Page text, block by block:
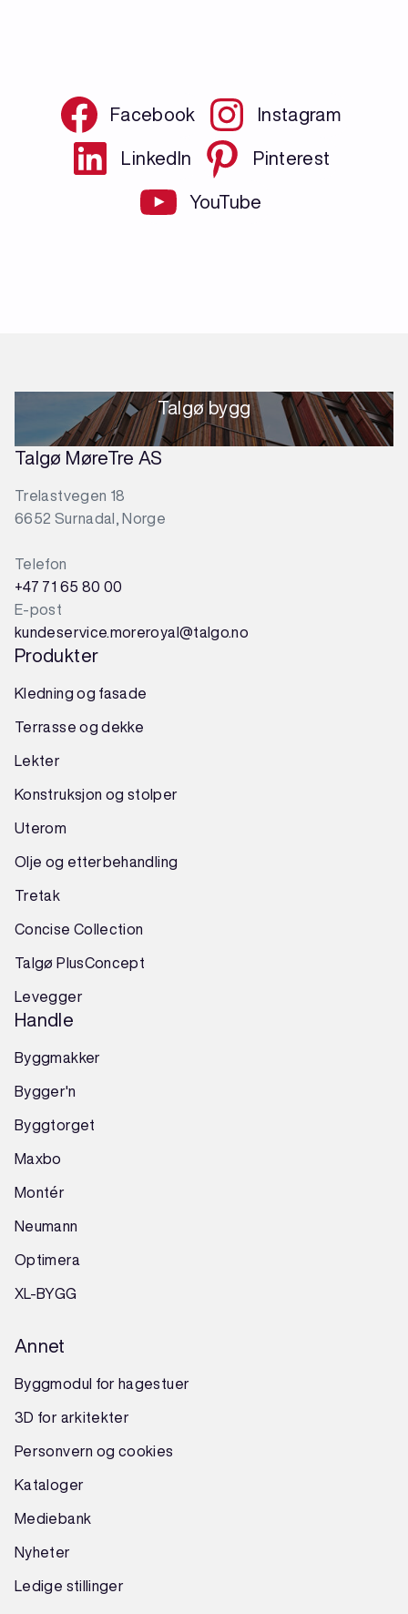
Facebook Instagram
LinkedIn Pinterest
YouTube
Talgø bygg
Talgø MøreTre AS
Trelastvegen 18
6652 Surnadal, Norge
Telefon
+47 71 65 80 00
E-post
kundeservice.moreroyal@talgo.no
Produkter
Kledning og fasade
Terrasse og dekke
Lekter
Konstruksjon og stolper
Uterom
Olje og etterbehandling
Tretak
Concise Collection
Talgø PlusConcept
Levegger
Handle
Byggmakker
Bygger'n
Byggtorget
Maxbo
Montér
Neumann
Optimera
XL-BYGG
Annet
Byggmodul for hagestuer
3D for arkitekter
Personvern og cookies
Kataloger
Mediebank
Nyheter
Ledige stillinger